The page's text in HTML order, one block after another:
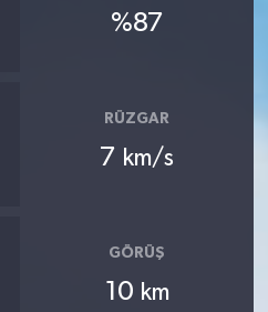
%87
RÜZGAR
7 km/s
GÖRÜŞ
10 km